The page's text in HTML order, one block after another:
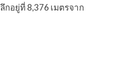
อยู่ที่ 8,376 เมตรจาก